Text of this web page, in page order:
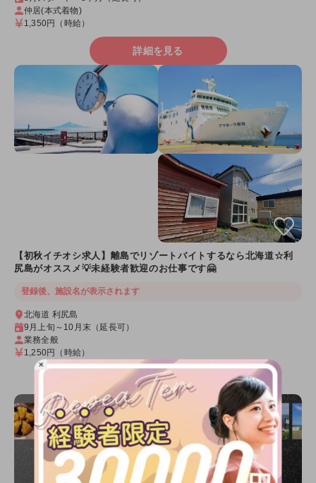
仲居(本式着物)
1,350円
（時給）
詳細を見る
【初秋イチオシ求人】離島でリゾートバイトするなら北海道☆利
尻島がオススメ💡未経験者歓迎のお仕事です🤗
登録後、施設名が表示されます
北海道 利尻島
9月上旬～10月末（延長可）
業務全般
1,250円
（時給）
詳細を見る
×